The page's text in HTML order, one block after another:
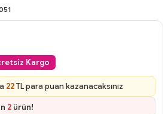
Kargo
22TL para puan kazanacaksınız
2 ürün!